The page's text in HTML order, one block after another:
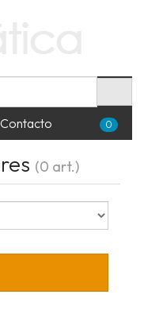
Contacto 0
(0 art.)